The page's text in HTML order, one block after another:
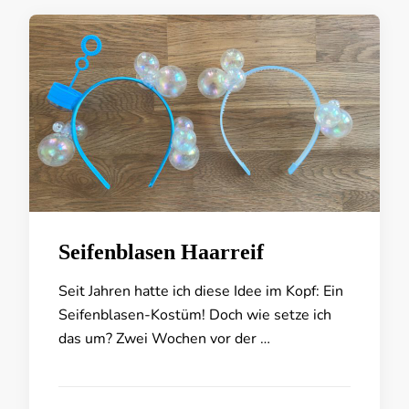
Seifenblasen Haarreif
Seit Jahren hatte ich diese Idee im Kopf: Ein
Seifenblasen-Kostüm! Doch wie setze ich
das um? Zwei Wochen vor der …